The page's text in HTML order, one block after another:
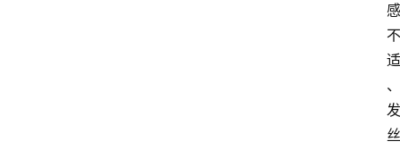
感
不
适
、
发
丝